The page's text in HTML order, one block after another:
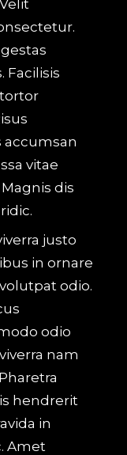
Facilisis
accumsan
vitae
dis
justo
in ornare
odio.
odio
nam
hendrerit
in
Amet